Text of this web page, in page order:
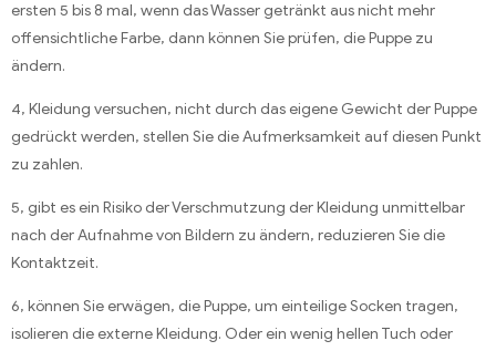
ersten 5 bis 8 mal, wenn das Wasser getränkt aus nicht mehr
offensichtliche Farbe, dann können Sie prüfen, die Puppe zu
ändern.
4, Kleidung versuchen, nicht durch das eigene Gewicht der Puppe
gedrückt werden, stellen Sie die Aufmerksamkeit auf diesen Punkt
zu zahlen.
5, gibt es ein Risiko der Verschmutzung der Kleidung unmittelbar
nach der Aufnahme von Bildern zu ändern, reduzieren Sie die
Kontaktzeit.
6, können Sie erwägen, die Puppe, um einteilige Socken tragen,
isolieren die externe Kleidung. Oder ein wenig hellen Tuch oder